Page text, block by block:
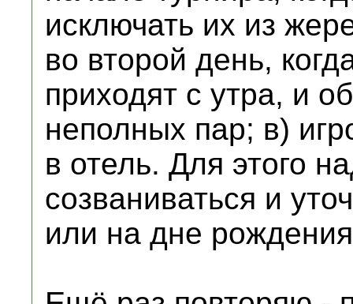
исключать их из
во второй день,
приходят с утра, и
неполных пар; в)
в отель. Для этого
созваниваться и
или на дне